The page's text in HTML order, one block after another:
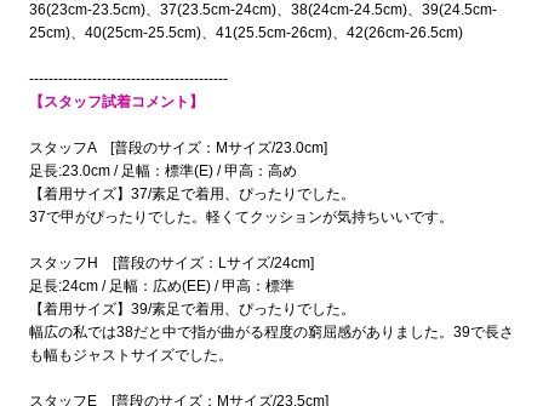
36(23cm-23.5cm)、37(23.5cm-24cm)、38(24cm-24.5cm)、39(24.5cm-
25cm)、40(25cm-25.5cm)、41(25.5cm-26cm)、42(26cm-26.5cm)
-----------------------------------------
【スタッフ試着コメント】
スタッフA [普段のサイズ：Mサイズ/23.0cm]
足長:23.0cm / 足幅：標準(E) / 甲高：高め
【着用サイズ】37/素足で着用、ぴったりでした。
37で甲がぴったりでした。軽くてクッションが気持ちいいです。
スタッフH [普段のサイズ：Lサイズ/24cm]
足長:24cm / 足幅：広め(EE) / 甲高：標準
【着用サイズ】39/素足で着用、ぴったりでした。
幅広の私では38だと中で指が曲がる程度の窮屈感がありました。39で長さ
も幅もジャストサイズでした。
スタッフE [普段のサイズ：Mサイズ/23.5cm]